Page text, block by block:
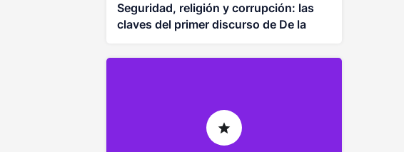
Seguridad, religión y corrupción: las
claves del primer discurso de De la